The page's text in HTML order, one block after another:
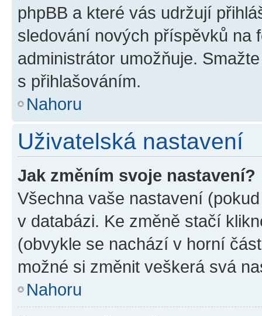
phpBB a které vás udržují
sledování nových příspěvků na
administrátor umožňuje.
s přihlašováním.
Nahoru
Uživatelská nastavení
Jak změním svoje nastavení?
Všechna vaše nastavení
v databázi. Ke změně stačí
(obvykle se nachází v horní
možné si změnit veškerá svá
Nahoru